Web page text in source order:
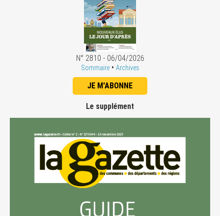
N° 2810 - 06/04/2026
Sommaire • Archives
JE M'ABONNE
Le supplément